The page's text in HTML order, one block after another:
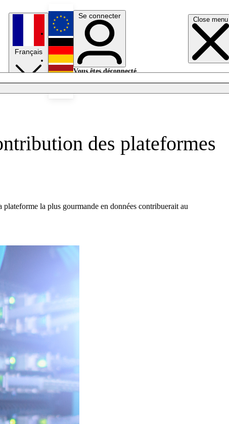
Close menu
Français
English
Deutsch
Se connecter
Vous êtes déconnecté.
des plateformes
la plus gourmande en données contribuerait au